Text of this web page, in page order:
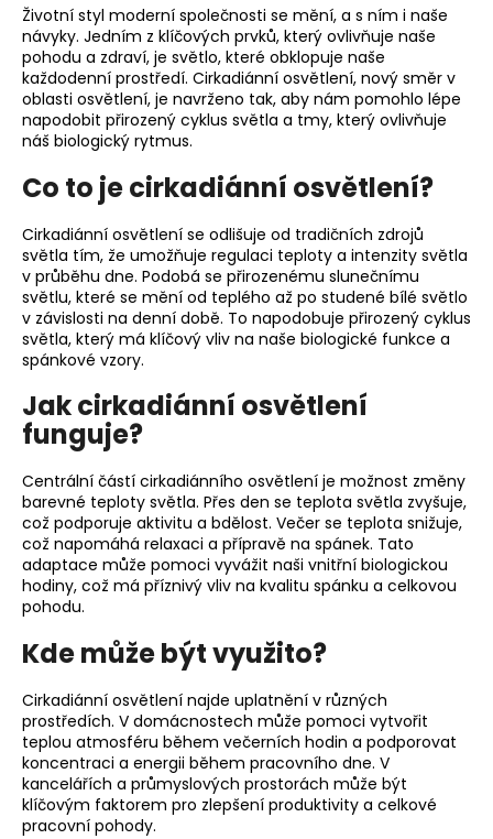
Životní styl moderní společnosti se mění, a s ním i naše
návyky. Jedním z klíčových prvků, který ovlivňuje naše
pohodu a zdraví, je světlo, které obklopuje naše
každodenní prostředí. Cirkadiánní osvětlení, nový směr v
oblasti osvětlení, je navrženo tak, aby nám pomohlo lépe
napodobit přirozený cyklus světla a tmy, který ovlivňuje
náš biologický rytmus.
Co to je cirkadiánní osvětlení?
Cirkadiánní osvětlení se odlišuje od tradičních zdrojů
světla tím, že umožňuje regulaci teploty a intenzity světla
v průběhu dne. Podobá se přirozenému slunečnímu
světlu, které se mění od teplého až po studené bílé světlo
v závislosti na denní době. To napodobuje přirozený cyklus
světla, který má klíčový vliv na naše biologické funkce a
spánkové vzory.
Jak cirkadiánní osvětlení
funguje?
Centrální částí cirkadiánního osvětlení je možnost změny
barevné teploty světla. Přes den se teplota světla zvyšuje,
což podporuje aktivitu a bdělost. Večer se teplota snižuje,
což napomáhá relaxaci a přípravě na spánek. Tato
adaptace může pomoci vyvážit naši vnitřní biologickou
hodiny, což má příznivý vliv na kvalitu spánku a celkovou
pohodu.
Kde může být využito?
Cirkadiánní osvětlení najde uplatnění v různých
prostředích. V domácnostech může pomoci vytvořit
teplou atmosféru během večerních hodin a podporovat
koncentraci a energii během pracovního dne. V
kancelářích a průmyslových prostorách může být
klíčovým faktorem pro zlepšení produktivity a celkové
pracovní pohody.
a
j
í
t
?
HLEDAT
D
o
p
o
r
u
č
u
j
e
m
e